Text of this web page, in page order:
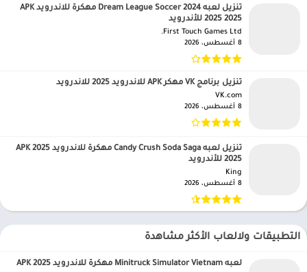
تنزيل لعبه Dream League Soccer 2024 مهكرة للاندرويد APK
2025 2025 للأندرويد
First Touch Games Ltd.‏
8 أغسطس، 2026
تنزيل برنامج VK مهكر APK للاندرويد 2025 للاندرويد
VK.com‏
8 أغسطس، 2026
تنزيل لعبه Candy Crush Soda Saga مهكرة للاندرويد APK 2025
2025 للأندرويد
King‏
8 أغسطس، 2026
التطبيقات ولالعاب الأكثر مشاهدة
لعبه Minitruck Simulator Vietnam مهكرة للاندرويد APK 2025